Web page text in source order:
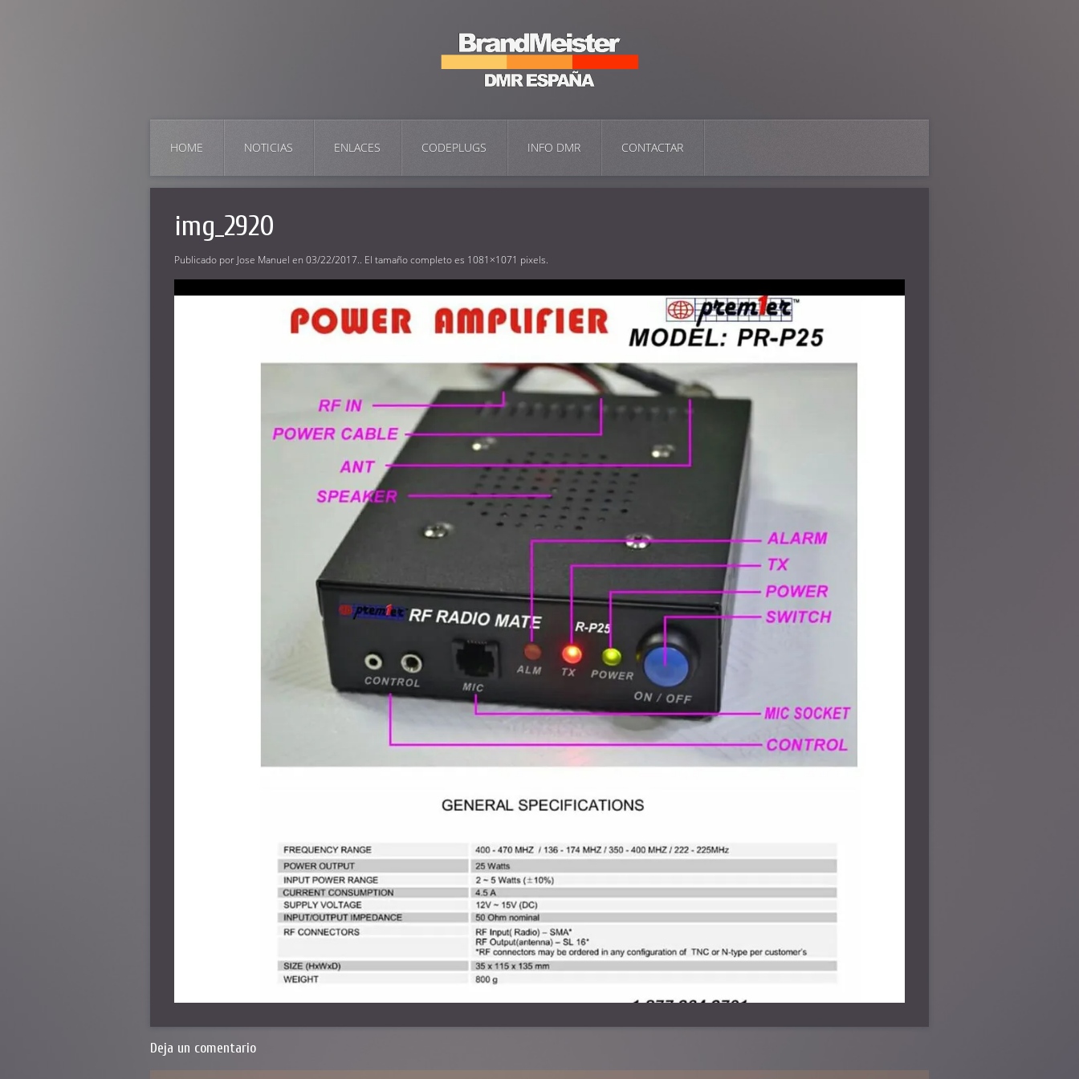
HOME NOTICIAS ENLACES CODEPLUGS INFO DMR CONTACTAR
img_2920
Publicado por Jose Manuel en 03/22/2017.. El tamaño completo es 1081×1071 pixels.
Deja un comentario